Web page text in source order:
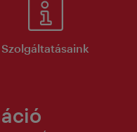
Szolgáltatásaink